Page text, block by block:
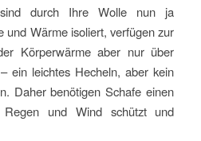
durch Ihre Wolle nun ja
und Wärme isoliert, verfügen zur
Körperwärme aber nur über
ein leichtes Hecheln, aber kein
Daher benötigen Schafe einen
und Wind schützt und